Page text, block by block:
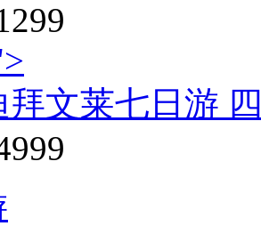
拜文莱七日游